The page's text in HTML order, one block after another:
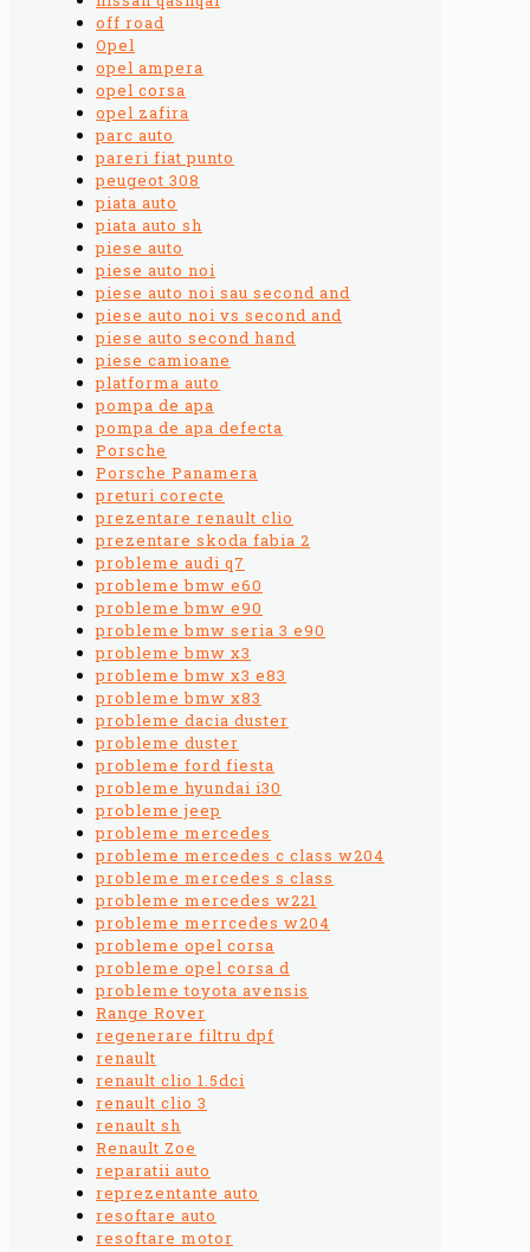
off road
Opel
opel ampera
opel corsa
opel zafira
parc auto
pareri fiat punto
peugeot 308
piata auto
piata auto sh
piese auto
piese auto noi
piese auto noi sau second and
piese auto noi vs second and
piese auto second hand
piese camioane
platforma auto
pompa de apa
pompa de apa defecta
Porsche
Porsche Panamera
preturi corecte
prezentare renault clio
prezentare skoda fabia 2
probleme audi q7
probleme bmw e60
probleme bmw e90
probleme bmw seria 3 e90
probleme bmw x3
probleme bmw x3 e83
probleme bmw x83
probleme dacia duster
probleme duster
probleme ford fiesta
probleme hyundai i30
probleme jeep
probleme mercedes
probleme mercedes c class w204
probleme mercedes s class
probleme mercedes w221
probleme merrcedes w204
probleme opel corsa
probleme opel corsa d
probleme toyota avensis
Range Rover
regenerare filtru dpf
renault
renault clio 1.5dci
renault clio 3
renault sh
Renault Zoe
reparatii auto
reprezentante auto
resoftare auto
resoftare motor